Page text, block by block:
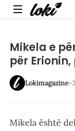
Menu
Mikela e
për
Lokimagazine-
Mikela është